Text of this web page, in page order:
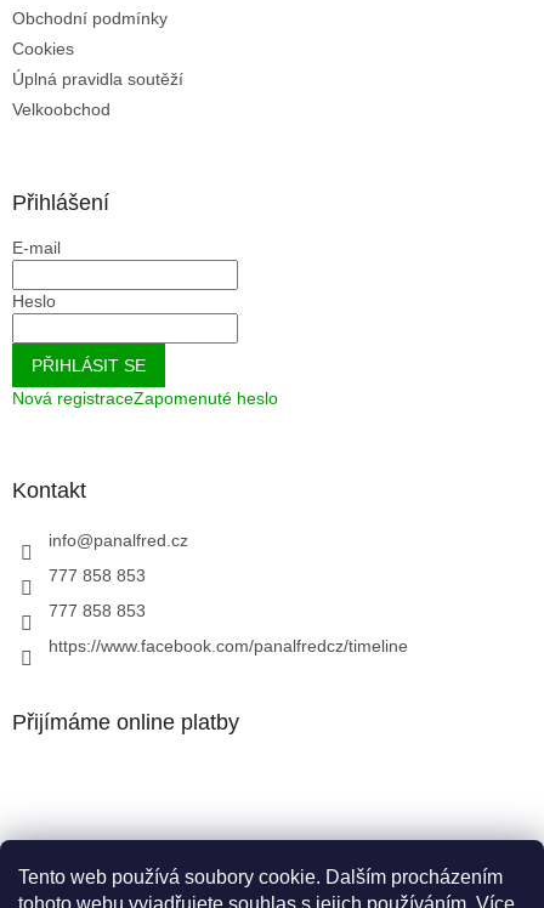
Tento web používá soubory cookie. Dalším procházením
tohoto webu vyjadřujete souhlas s jejich používáním. Více
Obchodní podmínky
Cookies
Úplná pravidla soutěží
Velkoobchod
Přihlášení
E-mail
Heslo
PŘIHLÁSIT SE
Nová registraceZapomenuté heslo
Kontakt
info@panalfred.cz
777 858 853
777 858 853
https://www.facebook.com/panalfredcz/timeline
Přijímáme online platby
Facebook